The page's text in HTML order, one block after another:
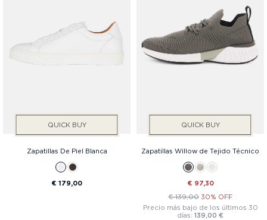
QUICK BUY
Zapatillas De Piel Blanca
€ 179,00
QUICK BUY
Zapatillas Willow de Tejido Técnico
€ 97,30
€ 139,00 30% OFF
Precio más bajo de los últimos 30
días: 139,00 €